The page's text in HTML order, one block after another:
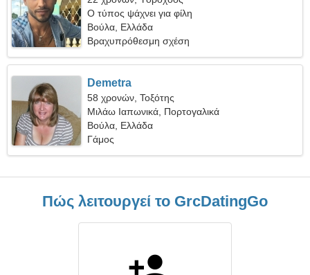
Ο τύπος ψάχνει για φίλη
Βούλα, Ελλάδα
Βραχυπρόθεσμη σχέση
Demetra
58 χρονών, Τοξότης
Μιλάω Ιαπωνικά, Πορτογαλικά
Βούλα, Ελλάδα
Γάμος
Πώς λειτουργεί το GrcDatingGo